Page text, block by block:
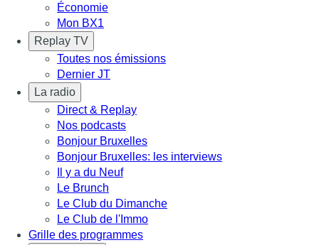
Économie
Mon BX1
Replay TV
Toutes nos émissions
Dernier JT
La radio
Direct & Replay
Nos podcasts
Bonjour Bruxelles
Bonjour Bruxelles: les interviews
Il y a du Neuf
Le Brunch
Le Club du Dimanche
Le Club de l'Immo
Grille des programmes